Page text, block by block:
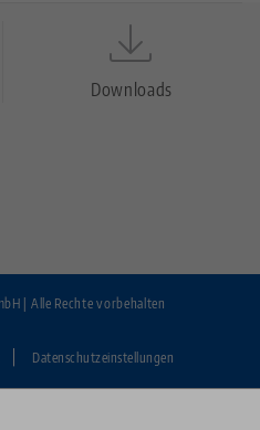
Downloads
Datenschutzeinstellungen
| Alle Rechte vorbehalten